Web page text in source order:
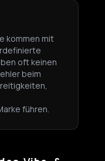
kommen mit
oft keinen
beim
führen.